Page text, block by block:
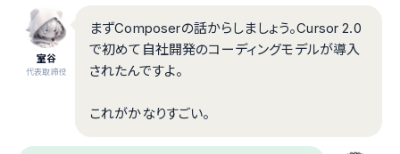
室谷
代表取締役
まずComposerの話からしましょう。Cursor 2.0
で初めて自社開発のコーディングモデルが導入
されたんですよ。
これがかなりすごい。